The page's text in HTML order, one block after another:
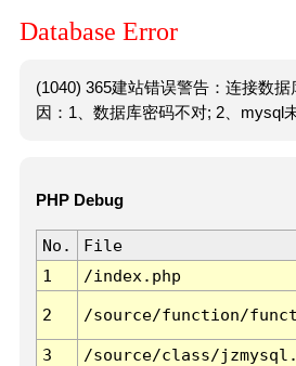
Database Error
(1040) 365建站错误警告：连接数
因：1、数据库密码不对; 2、mysql
PHP Debug
No. File
1
/index.php
2 /source/function/
3 /source/class/